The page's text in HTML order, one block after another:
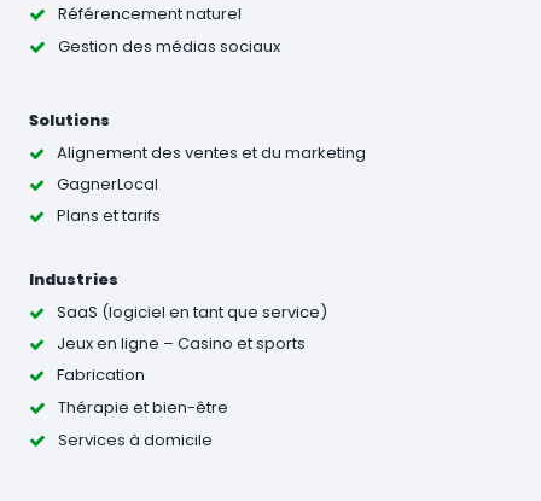
Référencement naturel
Gestion des médias sociaux
Solutions
Alignement des ventes et du marketing
GagnerLocal
Plans et tarifs
Industries
SaaS (logiciel en tant que service)
Jeux en ligne – Casino et sports
Fabrication
Thérapie et bien-être
Services à domicile